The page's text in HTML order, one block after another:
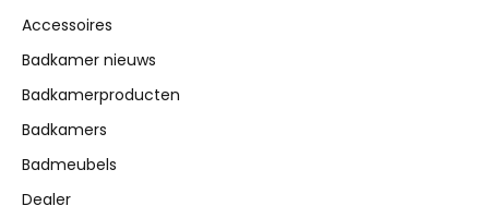
Accessoires
Badkamer nieuws
Badkamerproducten
Badkamers
Badmeubels
Dealer